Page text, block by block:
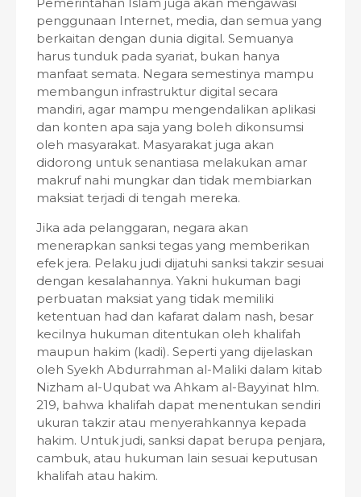
penggunaan Internet, media, dan semua yang
berkaitan dengan dunia digital. Semuanya
harus tunduk pada syariat, bukan hanya
manfaat semata. Negara semestinya mampu
membangun infrastruktur digital secara
mandiri, agar mampu mengendalikan aplikasi
dan konten apa saja yang boleh dikonsumsi
oleh masyarakat. Masyarakat juga akan
didorong untuk senantiasa melakukan amar
makruf nahi mungkar dan tidak membiarkan
maksiat terjadi di tengah mereka.
Jika ada pelanggaran, negara akan
menerapkan sanksi tegas yang memberikan
efek jera. Pelaku judi dijatuhi sanksi takzir sesuai
dengan kesalahannya. Yakni hukuman bagi
perbuatan maksiat yang tidak memiliki
ketentuan had dan kafarat dalam nash, besar
kecilnya hukuman ditentukan oleh khalifah
maupun hakim (kadi). Seperti yang dijelaskan
oleh Syekh Abdurrahman al-Maliki dalam kitab
Nizham al-Uqubat wa Ahkam al-Bayyinat hlm.
219, bahwa khalifah dapat menentukan sendiri
ukuran takzir atau menyerahkannya kepada
hakim. Untuk judi, sanksi dapat berupa penjara,
cambuk, atau hukuman lain sesuai keputusan
khalifah atau hakim.